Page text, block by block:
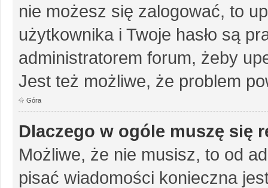
nie możesz się zalogować, to
użytkownika i Twoje hasło są
administratorem forum, żeby
Jest też możliwe, że problem
Góra
Dlaczego w ogóle muszę się
Możliwe, że nie musisz, to od
pisać wiadomości konieczna